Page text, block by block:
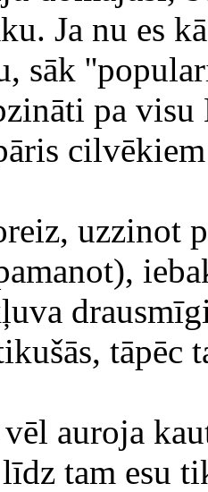
Ja nu es
sāk
pa
uzzinot
tāpēc
auroja
tam esu